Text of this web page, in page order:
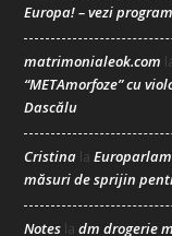
Europa! – vezi
matrimonialeok.com
“METAmorfoze” cu
Dascălu
Cristina la
măsuri de sprijin
Notes la dm drogerie